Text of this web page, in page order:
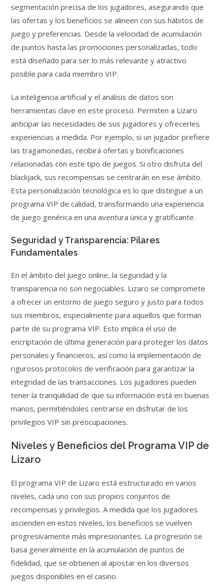
segmentación precisa de los jugadores, asegurando que
las ofertas y los beneficios se alineen con sus hábitos de
juego y preferencias. Desde la velocidad de acumulación
de puntos hasta las promociones personalizadas, todo
está diseñado para ser lo más relevante y atractivo
posible para cada miembro VIP.
La inteligencia artificial y el análisis de datos son
herramientas clave en este proceso. Permiten a Lizaro
anticipar las necesidades de sus jugadores y ofrecerles
experiencias a medida. Por ejemplo, si un jugador prefiere
las tragamonedas, recibirá ofertas y bonificaciones
relacionadas con este tipo de juegos. Si otro disfruta del
blackjack, sus recompensas se centrarán en ese ámbito.
Esta personalización tecnológica es lo que distingue a un
programa VIP de calidad, transformando una experiencia
de juego genérica en una aventura única y gratificante.
Seguridad y Transparencia: Pilares
Fundamentales
En el ámbito del juego online, la seguridad y la
transparencia no son negociables. Lizaro se compromete
a ofrecer un entorno de juego seguro y justo para todos
sus miembros, especialmente para aquellos que forman
parte de su programa VIP. Esto implica el uso de
encriptación de última generación para proteger los datos
personales y financieros, así como la implementación de
rigurosos protocolos de verificación para garantizar la
integridad de las transacciones. Los jugadores pueden
tener la tranquilidad de que su información está en buenas
manos, permitiéndoles centrarse en disfrutar de los
privilegios VIP sin preocupaciones.
Niveles y Beneficios del Programa VIP de
Lizaro
El programa VIP de Lizaro está estructurado en varios
niveles, cada uno con sus propios conjuntos de
recompensas y privilegios. A medida que los jugadores
ascienden en estos niveles, los beneficios se vuelven
progresivamente más impresionantes. La progresión se
basa generalmente en la acumulación de puntos de
fidelidad, que se obtienen al apostar en los diversos
juegos disponibles en el casino.